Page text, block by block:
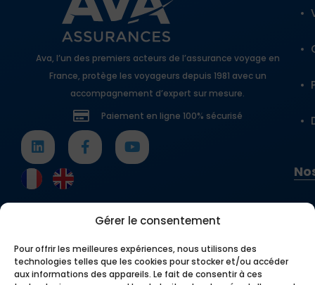
Gérer le consentement
Pour offrir les meilleures expériences, nous utilisons des
technologies telles que les cookies pour stocker et/ou accéder
aux informations des appareils. Le fait de consentir à ces
Ava, l’un des premiers acteurs de l’assurance voyage en
France, protège les voyageurs depuis 1981 avec un
accompagnement d’expert sur mesure.
Paiement en ligne 100% sécurisé